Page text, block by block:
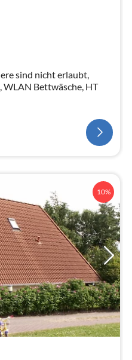
WLAN Bettwäsche, HT
10%